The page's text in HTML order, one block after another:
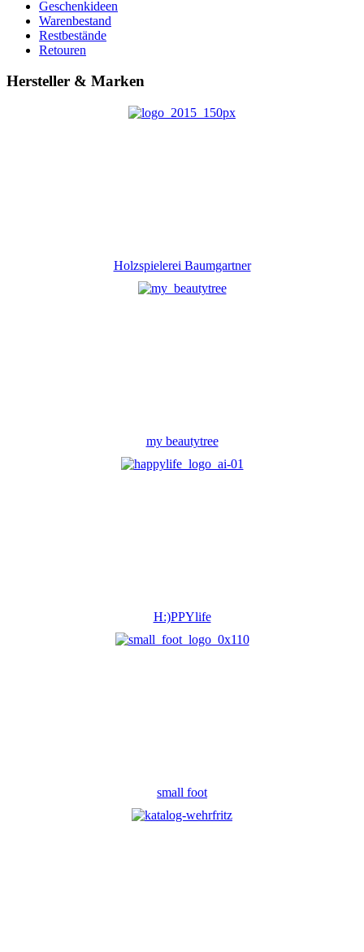
Geschenkideen
Warenbestand
Restbestände
Retouren
Hersteller & Marken
Holzspielerei Baumgartner
my beautytree
H:)PPYlife
small foot